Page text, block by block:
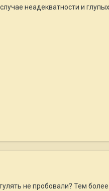
неадекватности и
не пробовали? Тем